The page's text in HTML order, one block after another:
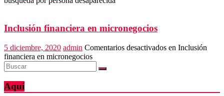
Inclusión financiera en micronegocios
5 diciembre, 2020 admin Comentarios desactivados en Inclusión
financiera en micronegocios
Aquí